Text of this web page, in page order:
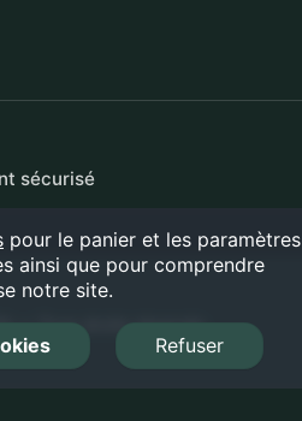
pour le panier et les paramètres
ainsi que pour comprendre
notre site.
Refuser
sécurisé
— Tous droits réservés.